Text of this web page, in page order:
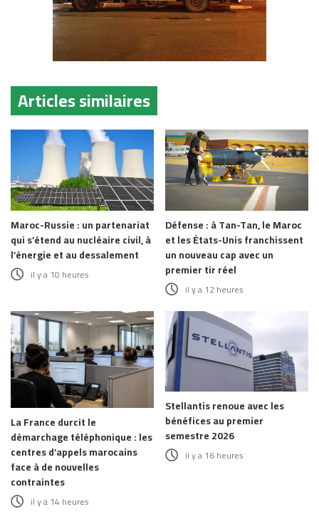
Articles similaires
Maroc-Russie : un partenariat
qui s’étend au nucléaire civil, à
l’énergie et au dessalement
il y a 10 heures
Défense : à Tan-Tan, le Maroc
et les États-Unis franchissent
un nouveau cap avec un
premier tir réel
il y a 12 heures
La France durcit le
démarchage téléphonique : les
centres d’appels marocains
face à de nouvelles
contraintes
il y a 14 heures
Stellantis renoue avec les
bénéfices au premier
semestre 2026
il y a 16 heures